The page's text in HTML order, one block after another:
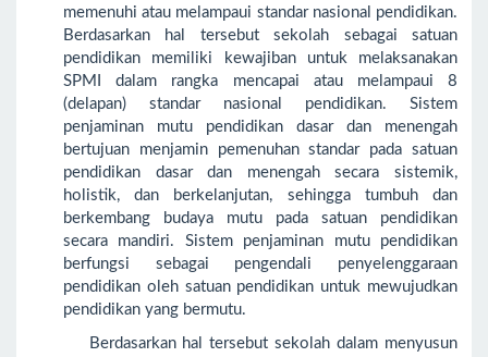
memenuhi atau melampaui standar nasional pendidikan.
Berdasarkan hal tersebut sekolah sebagai satuan
pendidikan memiliki kewajiban untuk melaksanakan
SPMI dalam rangka mencapai atau melampaui 8
(delapan) standar nasional pendidikan. Sistem
penjaminan mutu pendidikan dasar dan menengah
bertujuan menjamin pemenuhan standar pada satuan
pendidikan dasar dan menengah secara sistemik,
holistik, dan berkelanjutan, sehingga tumbuh dan
berkembang budaya mutu pada satuan pendidikan
secara mandiri. Sistem penjaminan mutu pendidikan
berfungsi sebagai pengendali penyelenggaraan
pendidikan oleh satuan pendidikan untuk mewujudkan
pendidikan yang bermutu.
Berdasarkan hal tersebut sekolah dalam menyusun